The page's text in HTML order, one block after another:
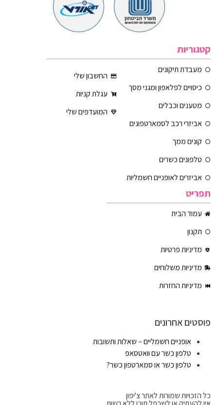
קטגוריות
מעבדת תיקונים
כיסויים לפלאפון ומגני מסך
מטענים וכבלים
אביזרי רכב לסמארטפונים
קונים ממך
טלפונים כשרים
אביזרים לאופניים חשמליות
החשבון שלי
עגלת קניות
המועדפים שלי
תפריט
עמוד הבית
תקנון
מדיניות פרטיות
מדיניות משלוחים
מדיניות החזרות
פוסטים אחרונים
אופניים חשמליים – שאלות ותשובות
טלפון כשר עם וואטסאפ
טלפון כשר או סמארטפון כשר?
כל הזכויות שמורות לאתר צ'יפון